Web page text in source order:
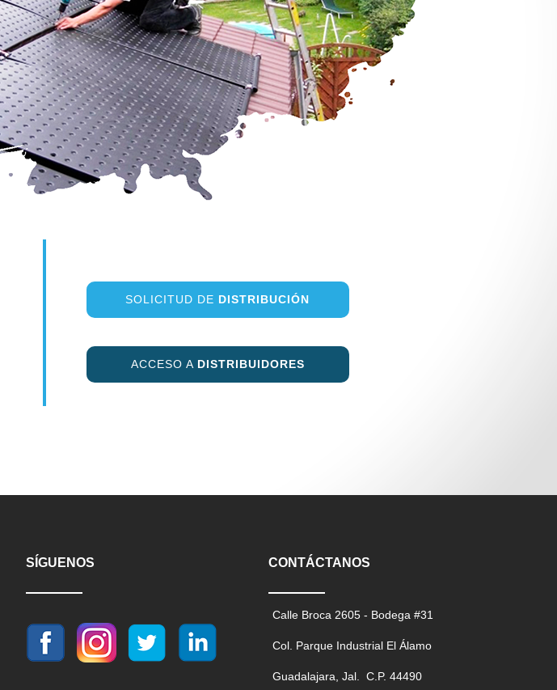
SOLICITUD DE DISTRIBUCIÓN
ACCESO A DISTRIBUIDORES
SÍGUENOS CONTÁCTANOS
Calle Broca 2605 - Bodega #31
Col. Parque Industrial El Álamo
Guadalajara, Jal. C.P. 44490